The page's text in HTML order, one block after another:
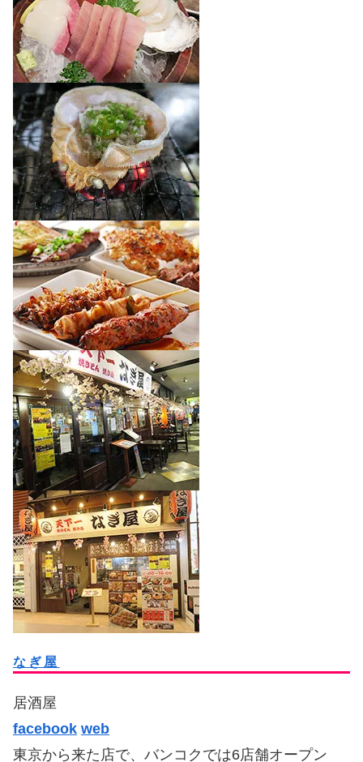
なぎ屋
居酒屋
facebook web
東京から来た店で、バンコクでは6店舗オープン